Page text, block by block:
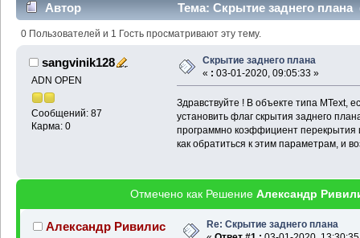
Автор Тема: Скрытие заднего плана
0 Пользователей и 1 Гость просматривают эту тему.
sangvinik128
ADN OPEN
Сообщений: 87
Карма: 0
Скрытие заднего плана
« : 03-01-2020, 09:05:33 »
Здравствуйте ! В объекте типа MText,
установить флаг скрытия заднего
программно коэффициент перекрытия
как обратиться к этим параметрам, и
Отмечено как Решение Александр
Александр Ривилис
Re: Скрытие заднего плана